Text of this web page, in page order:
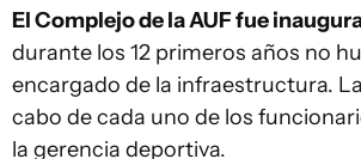
El Complejo de la AUF fue
durante los 12 primeros años no
encargado de la infraestructura.
cabo de cada uno de los
la gerencia deportiva.